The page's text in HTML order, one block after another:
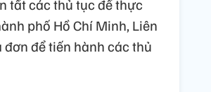
tất các thủ tục để thực
phố Hồ Chí Minh, Liên
để tiến hành các thủ